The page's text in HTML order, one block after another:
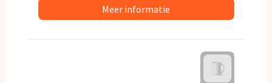
Meer informatie